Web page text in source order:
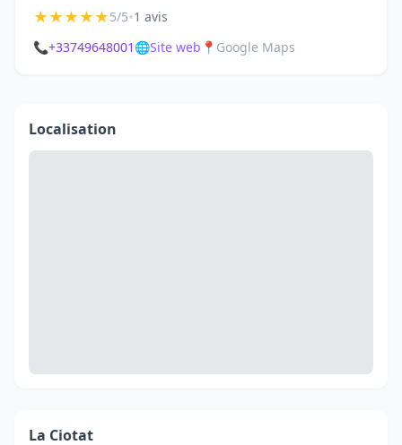
★★★★★5/5•1 avis
📞+33749648001 🌐Site web 📍 Google Maps
Localisation
La Ciotat